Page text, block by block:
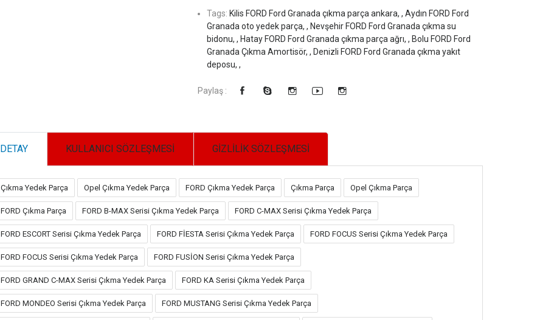
Tags: Kilis FORD Ford Granada çıkma parça ankara, ,Aydın FORD Ford
Granada oto yedek parça, , Nevşehir FORD Ford Granada çıkma su
bidonu, , Hatay FORD Ford Granada çıkma parça ağrı, , Bolu FORD Ford
Granada Çıkma Amortisör, , Denizli FORD Ford Granada çıkma yakıt
deposu, ,
Paylaş :
DETAY KULLANICI SÖZLEŞMESİ GİZLİLİK SÖZLEŞMESİ
Çıkma Yedek Parça Opel Çıkma Yedek Parça FORD Çıkma Yedek Parça Çıkma Parça Opel Çıkma Parça
FORD Çıkma Parça FORD B-MAX Serisi Çıkma Yedek Parça FORD C-MAX Serisi Çıkma Yedek Parça
FORD ESCORT Serisi Çıkma Yedek Parça FORD FİESTA Serisi Çıkma Yedek Parça FORD FOCUS Serisi Çıkma Yedek Parça
FORD FOCUS Serisi Çıkma Yedek Parça FORD FUSİON Serisi Çıkma Yedek Parça
FORD GRAND C-MAX Serisi Çıkma Yedek Parça FORD KA Serisi Çıkma Yedek Parça
FORD MONDEO Serisi Çıkma Yedek Parça FORD MUSTANG Serisi Çıkma Yedek Parça